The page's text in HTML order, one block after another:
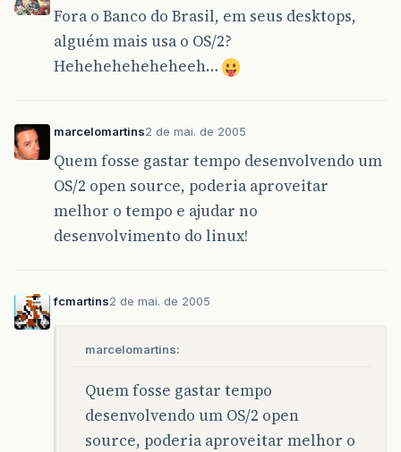
Fora o Banco do Brasil, em seus desktops,
alguém mais usa o OS/2?
Heheheheheheheeh…
marcelomartins2 de mai. de 2005
Quem fosse gastar tempo desenvolvendo um
OS/2 open source, poderia aproveitar
melhor o tempo e ajudar no
desenvolvimento do linux!
fcmartins2 de mai. de 2005
marcelomartins:
Quem fosse gastar tempo
desenvolvendo um OS/2 open
source, poderia aproveitar melhor o